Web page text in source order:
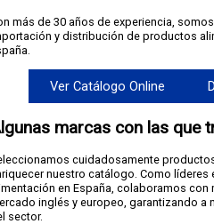
más de 30 años de experiencia,
y distribución de productos
Ver Catálogo Online
marcas con las que
cuidadosamente
nuestro catálogo. Como
en España, colaboramos
inglés y europeo, garantizando a
sector.